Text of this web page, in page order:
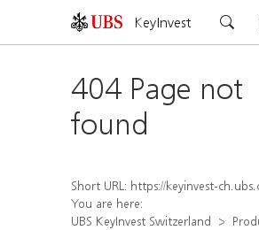
KeyInvest
404 Page not
found
Short URL: https://keyinvest-ch.ubs.com/produkt/detail/
You are here:
UBS KeyInvest Switzerland